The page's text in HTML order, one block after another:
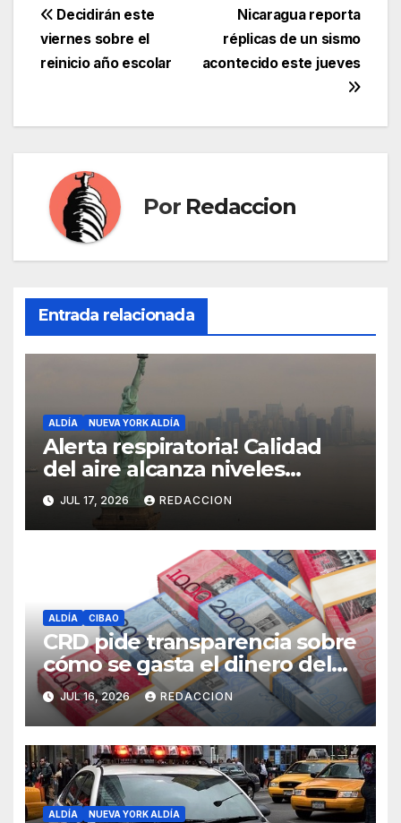
Navegación
de
Nicaragua reporta
réplicas de un sismo
acontecido este jueves
Decidirán este
viernes sobre el
reinicio año escolar
Por Redaccion
Entrada relacionada
ALDÍA NUEVA YORK ALDÍA
Alerta respiratoria! Calidad
del aire alcanza niveles
peligrosos en NYC
JUL 17, 2026 REDACCION
ALDÍA CIBAO
CRD pide transparencia sobre
cómo se gasta el dinero del
Seguro Familiar de Salud
JUL 16, 2026 REDACCION
ALDÍA NUEVA YORK ALDÍA